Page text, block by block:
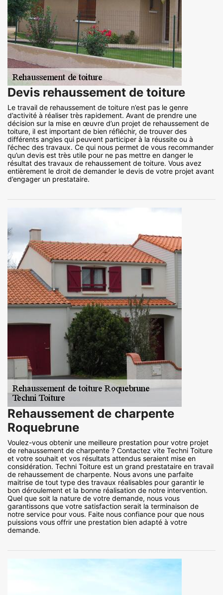
Devis rehaussement de toiture
Le travail de rehaussement de toiture n’est pas le genre
d’activité à réaliser très rapidement. Avant de prendre une
décision sur la mise en œuvre d’un projet de rehaussement de
toiture, il est important de bien réfléchir, de trouver des
différents angles qui peuvent participer à la réussite ou à
l’échec des travaux. Ce qui nous permet de vous recommander
qu’un devis est très utile pour ne pas mettre en danger le
résultat des travaux de rehaussement de toiture. Vous avez
entièrement le droit de demander le devis de votre projet avant
d’engager un prestataire.
Rehaussement de charpente
Roquebrune
Voulez-vous obtenir une meilleure prestation pour votre projet
de rehaussement de charpente ? Contactez vite Techni Toiture
et votre souhait et vos résultats attendus seraient mise en
considération. Techni Toiture est un grand prestataire en travail
de rehaussement de charpente. Nous avons une parfaite
maitrise de tout type des travaux réalisables pour garantir le
bon déroulement et la bonne réalisation de notre intervention.
Quel que soit la nature de votre demande, nous vous
garantissons que votre satisfaction serait la terminaison de
notre service pour vous. Faite nous confiance pour que nous
puissions vous offrir une prestation bien adapté à votre
demande.